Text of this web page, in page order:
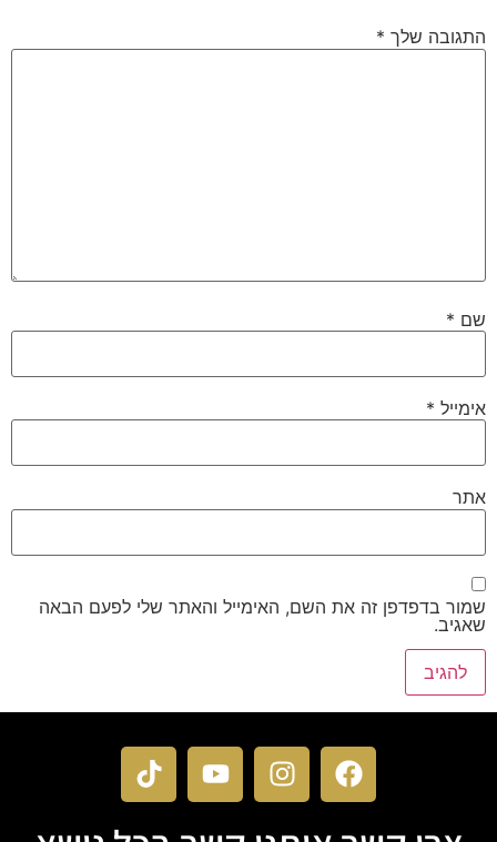
התגובה שלך *
שם *
אימייל *
אתר
שמור בדפדפן זה את השם, האימייל והאתר שלי לפעם הבאה
שאגיב.